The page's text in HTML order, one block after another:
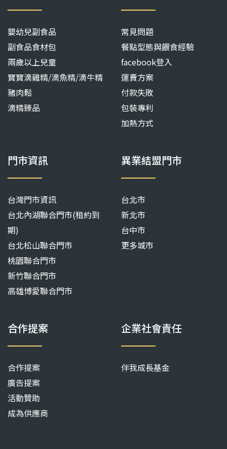
嬰幼兒副食品
副食品食材包
兩歲以上兒童
寶寶滴雞精/滴魚精/滴牛精
豬肉鬆
滴精臻品
常見問題
餐點型態與餵食經驗
facebook登入
運費方案
付款失敗
包裝專利
加熱方式
門市資訊
台灣門市資訊
台北內湖聯合門市(租約到
期)
台北松山聯合門市
桃園聯合門市
新竹聯合門市
高雄博愛聯合門市
異業結盟門市
台北市
新北市
台中市
更多城市
合作提案
合作提案
廣告提案
活動贊助
成為供應商
企業社會責任
伴我成長基金